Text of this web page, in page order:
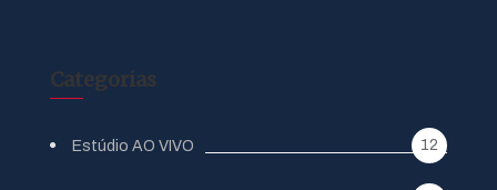
Categorias
Estúdio AO VIVO 12